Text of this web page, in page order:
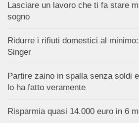
Lasciare un lavoro che ti fa stare
sogno
Ridurre i rifiuti domestici al
Singer
Partire zaino in spalla senza soldi
lo ha fatto veramente
Risparmia quasi 14.000 euro in 6